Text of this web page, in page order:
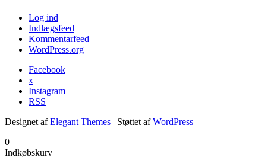
Log ind
Indlægsfeed
Kommentarfeed
WordPress.org
Facebook
x
Instagram
RSS
Designet afElegant Themes | Støttet afWordPress
0
Indkøbskurv